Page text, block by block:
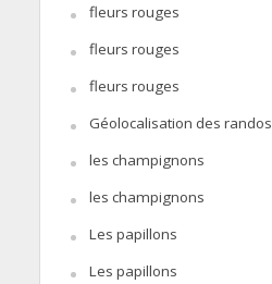
fleurs rouges
fleurs rouges
fleurs rouges
Géolocalisation des randos
les champignons
les champignons
Les papillons
Les papillons